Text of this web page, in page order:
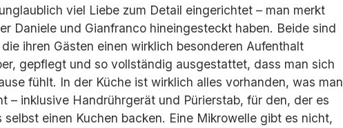
viel Liebe zum Detail eingerichtet – man merkt
Daniele und Gianfranco hineingesteckt haben. Beide sind
ihren Gästen einen wirklich besonderen Aufenthalt
gepflegt und so vollständig ausgestattet, dass man sich
fühlt. In der Küche ist wirklich alles vorhanden, was man
– inklusive Handrührgerät und Pürierstab, für den, der es
einen Kuchen backen. Eine Mikrowelle gibt es nicht,